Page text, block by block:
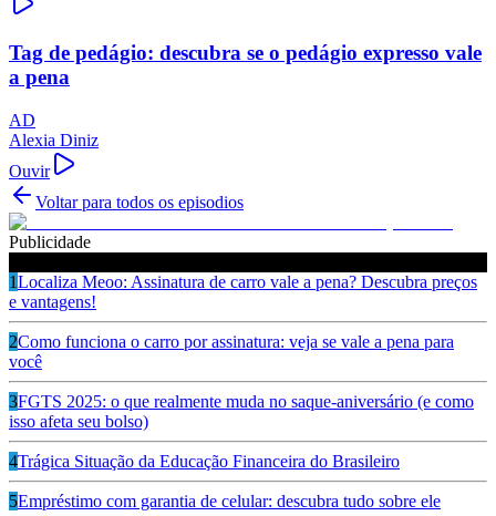
Tag de pedágio: descubra se o pedágio expresso vale
a pena
AD
Alexia Diniz
Ouvir
Voltar para todos os episodios
Publicidade
1Localiza Meoo: Assinatura de carro vale a pena? Descubra preços
e vantagens!
2Como funciona o carro por assinatura: veja se vale a pena para
você
3FGTS 2025: o que realmente muda no saque-aniversário (e como
isso afeta seu bolso)
4Trágica Situação da Educação Financeira do Brasileiro
5Empréstimo com garantia de celular: descubra tudo sobre ele